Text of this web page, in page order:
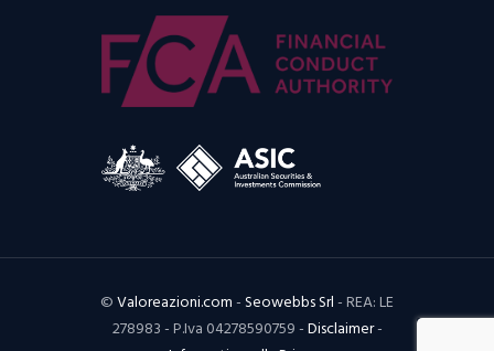
©Valoreazioni.com-Seowebbs Srl- REA: LE
278983 - P.Iva 04278590759 -Disclaimer-